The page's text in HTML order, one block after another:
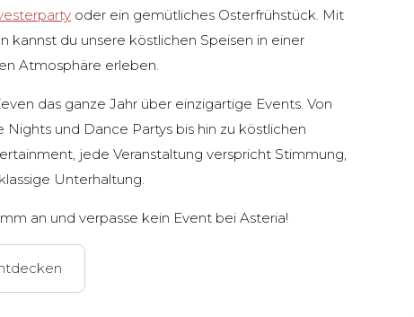
oder ein gemütliches Osterfrühstück. Mit
kannst du unsere köstlichen Speisen in einer
Atmosphäre erleben.
das ganze Jahr über einzigartige Events. Von
und Dance Partys bis hin zu köstlichen
jede Veranstaltung verspricht Stimmung,
Unterhaltung.
an und verpasse kein Event bei Asteria!